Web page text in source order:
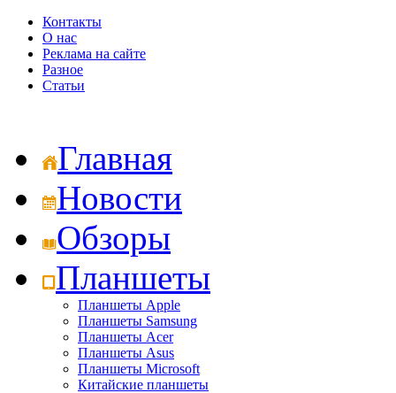
Контакты
О нас
Реклама на сайте
Разное
Статьи
Главная
Новости
Обзоры
Планшеты
Планшеты Apple
Планшеты Samsung
Планшеты Acer
Планшеты Asus
Планшеты Microsoft
Китайские планшеты